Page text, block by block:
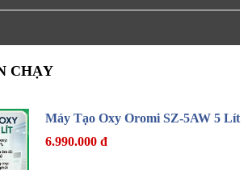
CHẠY
Máy Tạo Oxy Oromi SZ-5AW 5 Lít
6.990.000 đ